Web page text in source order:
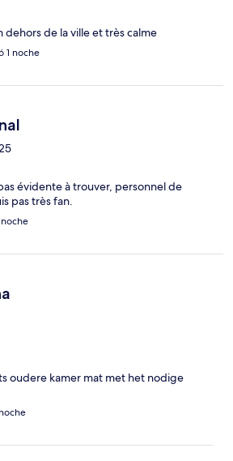
dehors de la ville et très calme
1 noche
évidente à trouver, personnel de
pas très fan.
noche
oudere kamer mat met het nodige